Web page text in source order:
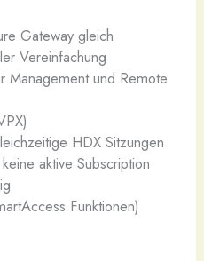
Gateway gleich
Vereinfachung
Management und Remote
HDX Sitzungen
aktive Subscription
Funktionen)